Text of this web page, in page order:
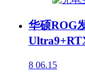
华硕ROG
8 06.15